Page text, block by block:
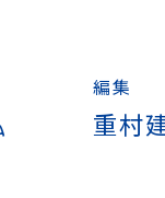
編集
重村